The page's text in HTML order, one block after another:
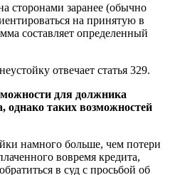
сторонами заранее (обычно
на принятую в
составляет определенный
отвечает статья 329.
для должника
таких возможностей
намного больше, чем потери
вовремя кредита,
в суд с просьбой об